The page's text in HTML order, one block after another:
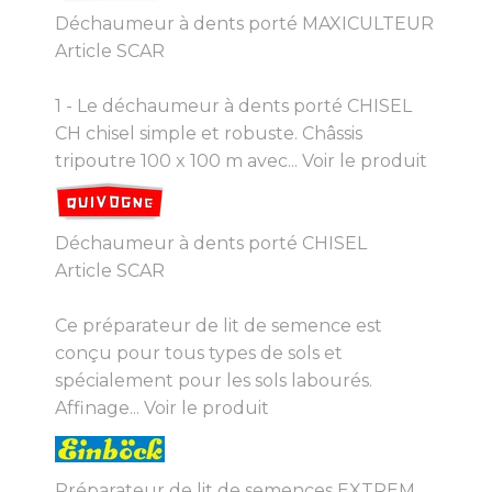
Déchaumeur à dents porté MAXICULTEUR
Article SCAR
1 - Le déchaumeur à dents porté CHISEL
CH chisel simple et robuste. Châssis
tripoutre 100 x 100 m avec... Voir le produit
Déchaumeur à dents porté CHISEL
Article SCAR
Ce préparateur de lit de semence est
conçu pour tous types de sols et
spécialement pour les sols labourés.
Affinage... Voir le produit